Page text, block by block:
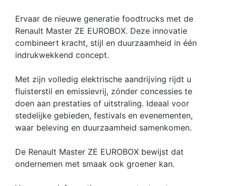
Ervaar de nieuwe generatie foodtrucks met de
Renault Master ZE EUROBOX. Deze innovatie
combineert kracht, stijl en duurzaamheid in één
indrukwekkend concept.
Met zijn volledig elektrische aandrijving rijdt u
fluisterstil en emissievrij, zónder concessies te
doen aan prestaties of uitstraling. Ideaal voor
stedelijke gebieden, festivals en evenementen,
waar beleving en duurzaamheid samenkomen.
De Renault Master ZE EUROBOX bewijst dat
ondernemen met smaak ook groener kan.